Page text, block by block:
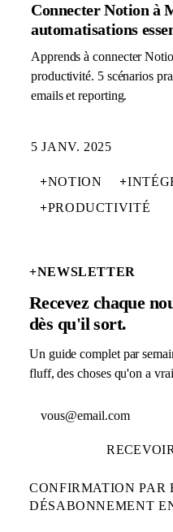
Connecter Notion à
automatisations
Apprends à connecter
productivité. 5 scénarios
emails et reporting.
5 JANV. 2025
+NOTION +
+PRODUCTIVITÉ
+NEWSLETTER
Recevez chaque
dès qu'il sort.
Un guide complet par
fluff, des choses qu'on a
CONFIRMATION PAR
DÉSABONNEMENT